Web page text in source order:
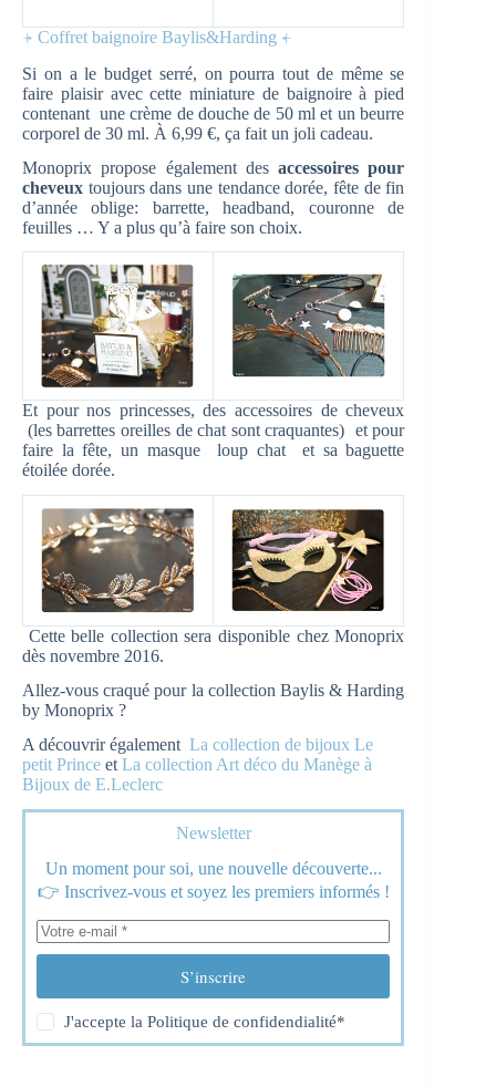
⍆ Coffret baignoire Baylis&Harding ⍅
Si on a le budget serré, on pourra tout de même se
faire plaisir avec cette miniature de baignoire à pied
contenant une crème de douche de 50 ml et un beurre
corporel de 30 ml. À 6,99 €, ça fait un joli cadeau.
Monoprix propose également desaccessoires pour
cheveux toujours dans une tendance dorée, fête de fin
d’année oblige: barrette, headband, couronne de
feuilles … Y a plus qu’à faire son choix.
Et pour nos princesses, des accessoires de cheveux
(les barrettes oreilles de chat sont craquantes) et pour
faire la fête, un masque loup chat et sa baguette
étoilée dorée.
Cette belle collection sera disponible chez Monoprix
dès novembre 2016.
Allez-vous craqué pour la collection Baylis & Harding
by Monoprix ?
A découvrir également La collection de bijoux Le
petit Prince et La collection Art déco du Manège à
Bijoux de E.Leclerc
Newsletter
Un moment pour soi, une nouvelle découverte...
👉 Inscrivez-vous et soyez les premiers informés !
S’inscrire
J'accepte laPolitique de confidendialité*